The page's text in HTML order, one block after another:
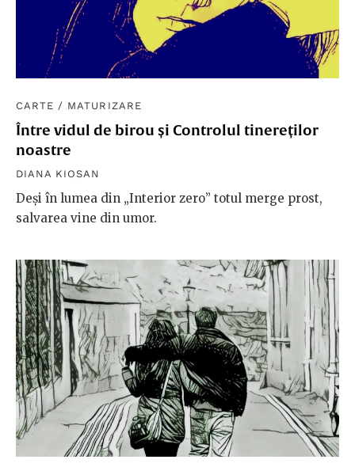
CARTE / MATURIZARE
Între vidul de birou și Controlul tinereților
noastre
DIANA KIOSAN
Deși în lumea din „Interior zero” totul merge prost,
salvarea vine din umor.